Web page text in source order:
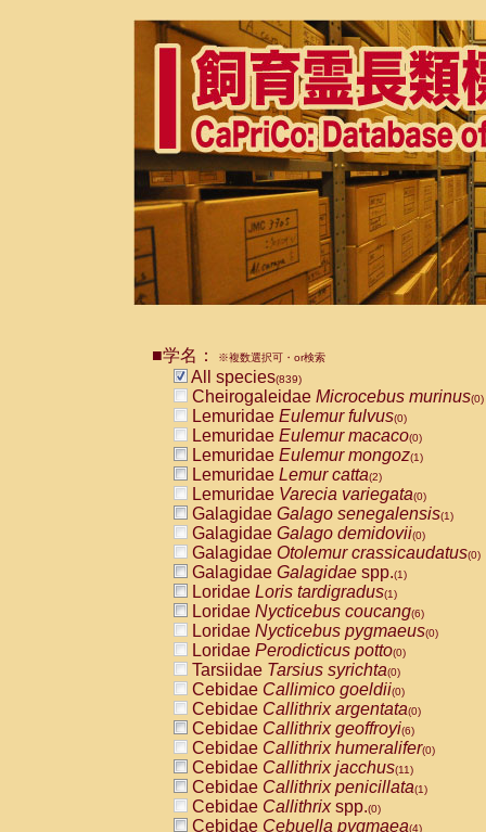
■学名： ※複数選択可・or検索
All species(839)
Cheirogaleidae Microcebus murinus(0)
Lemuridae Eulemur fulvus(0)
Lemuridae Eulemur macaco(0)
Lemuridae Eulemur mongoz(1)
Lemuridae Lemur catta(2)
Lemuridae Varecia variegata(0)
Galagidae Galago senegalensis(1)
Galagidae Galago demidovii(0)
Galagidae Otolemur crassicaudatus(0)
Galagidae Galagidae spp.(1)
Loridae Loris tardigradus(1)
Loridae Nycticebus coucang(6)
Loridae Nycticebus pygmaeus(0)
Loridae Perodicticus potto(0)
Tarsiidae Tarsius syrichta(0)
Cebidae Callimico goeldii(0)
Cebidae Callithrix argentata(0)
Cebidae Callithrix geoffroyi(6)
Cebidae Callithrix humeralifer(0)
Cebidae Callithrix jacchus(11)
Cebidae Callithrix penicillata(1)
Cebidae Callithrixspp.(0)
Cebidae Cebuella pygmaea(4)